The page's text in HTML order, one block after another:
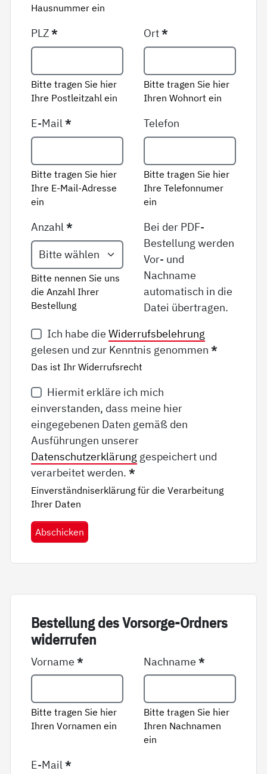
Hausnummer ein
PLZ*
Bitte tragen Sie hier
Ihre Postleitzahl ein
Ort*
Bitte tragen Sie hier
Ihren Wohnort ein
E-Mail*
Bitte tragen Sie hier
Ihre E-Mail-Adresse
ein
Telefon
Bitte tragen Sie hier
Ihre Telefonnumer
ein
Anzahl*
Bitte nennen Sie uns
die Anzahl Ihrer
Bestellung
Bei der PDF-
Bestellung werden
Vor- und
Nachname
automatisch in die
Datei übertragen.
Ich habe die Widerrufsbelehrung
gelesen und zur Kenntnis genommen*
Das ist Ihr Widerrufsrecht
Hiermit erkläre ich mich
einverstanden, dass meine hier
eingegebenen Daten gemäß den
Ausführungen unserer
Datenschutzerklärung gespeichert und
verarbeitet werden.*
Einverständniserklärung für die Verarbeitung
Ihrer Daten
Abschicken
Be­stel­lung des Vor­sor­ge-Ord­ners
wi­der­ru­fen
Vorname*
Bitte tragen Sie hier
Ihren Vornamen ein
Nachname*
Bitte tragen Sie hier
Ihren Nachnamen
ein
E-Mail*